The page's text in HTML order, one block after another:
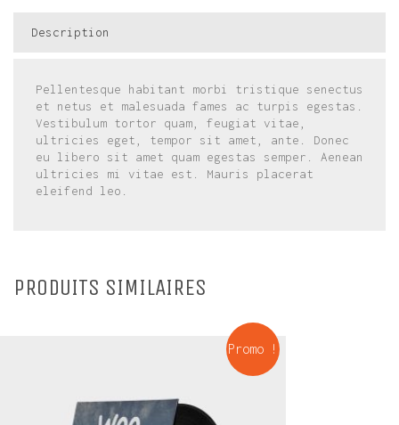
Description
Pellentesque habitant morbi tristique senectus
et netus et malesuada fames ac turpis egestas.
Vestibulum tortor quam, feugiat vitae,
ultricies eget, tempor sit amet, ante. Donec
eu libero sit amet quam egestas semper. Aenean
ultricies mi vitae est. Mauris placerat
eleifend leo.
PRODUITS SIMILAIRES
Promo !